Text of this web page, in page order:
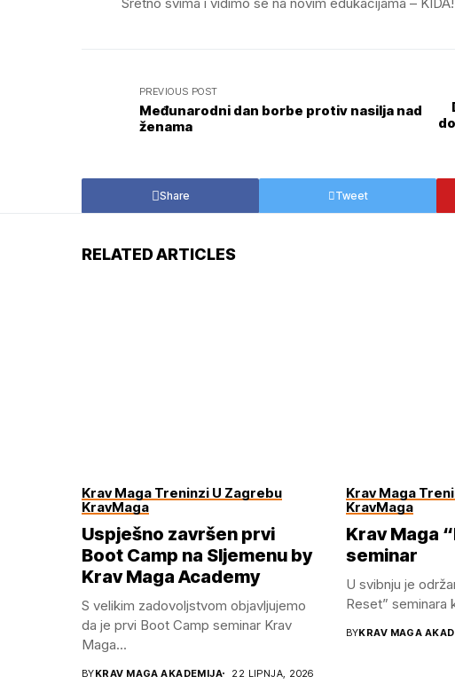
PREVIOUS POST
Međunarodni dan borbe protiv nasilja nad
ženama
Share Tweet
RELATED ARTICLES
Krav Maga Treninzi U Zagrebu
KravMaga
Uspješno završen prvi
Boot Camp na Sljemenu by
Krav Maga Academy
S velikim zadovoljstvom objavljujemo
da je prvi Boot Camp seminar Krav
Maga...
BYKRAV MAGA AKADEMIJA 22 LIPNJA, 2026
Krav Maga
KravMaga
Krav Maga
seminar
U svibnju je
Reset” seminara
BYKRAV MAGA